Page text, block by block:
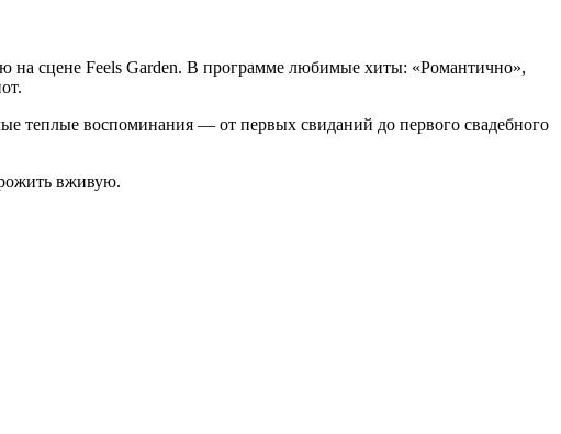
сцене Feels Garden. В программе любимые хиты: «Романтично»,
теплые воспоминания — от первых свиданий до первого свадебного
вживую.